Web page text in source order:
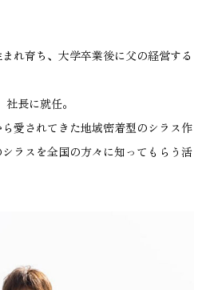
れ育ち、大学卒業後に父の経営する
長に就任。
愛されてきた地域密着型のシラス作
ラスを全国の方々に知ってもらう活